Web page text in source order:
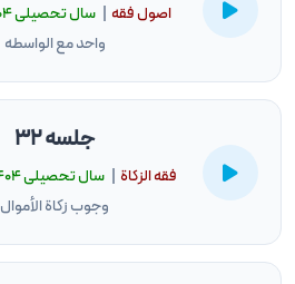
اصول فقه |سال تحصيلى ۱۴۰۴
واحد مع الواسطه
جلسه 32
فقه الزكاة سال تحصيلى ۱۴۰۴
وجوب زکاة الأموال